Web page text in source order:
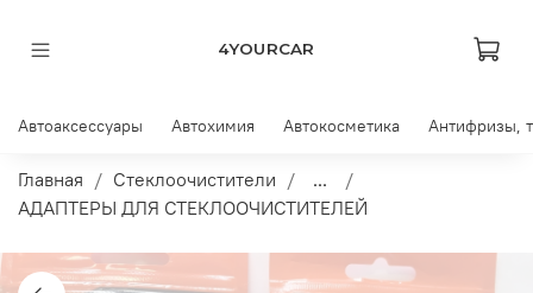
4YOURCAR
Автоаксессуары Автохимия Автокосметика Антифризы,
Главная Стеклоочистители
...
АДАПТЕРЫ ДЛЯ СТЕКЛООЧИСТИТЕЛЕЙ